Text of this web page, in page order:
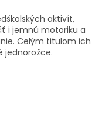
aktivít,
i jemnú motoriku a
Celým titulom ich
jednorožce.